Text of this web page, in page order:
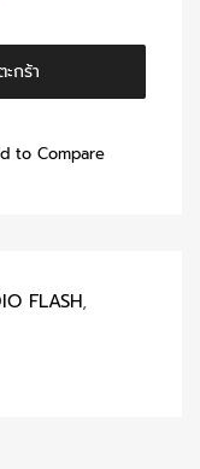
กร้า
to Compare
FLASH,